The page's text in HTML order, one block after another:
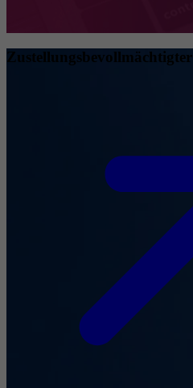
Zustellungsbevollmächtigter